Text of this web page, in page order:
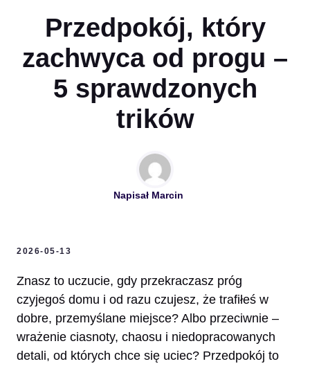
Przedpokój, który
zachwyca od progu –
5 sprawdzonych
trików
Napisał Marcin
2026-05-13
Znasz to uczucie, gdy przekraczasz próg
czyjegoś domu i od razu czujesz, że trafiłeś w
dobre, przemyślane miejsce? Albo przeciwnie –
wrażenie ciasnoty, chaosu i niedopracowanych
detali, od których chce się uciec? Przedpokój to